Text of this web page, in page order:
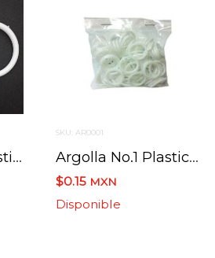
Argolla No.o Plastico Blanco 1.5 Cm
SKU: AR0001
Argolla No.1 Plastico Blanco 2 Cm
$0.15 MXN
Disponible